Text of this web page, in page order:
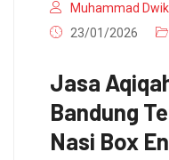
Muhammad
23/01/2026
Jasa
Bandung
Nasi Box